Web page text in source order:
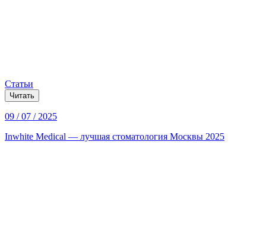
Статьи
Читать
09 / 07 / 2025
Inwhite Medical — лучшая стоматология Москвы 2025